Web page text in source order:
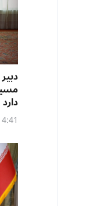
دارد
08-08